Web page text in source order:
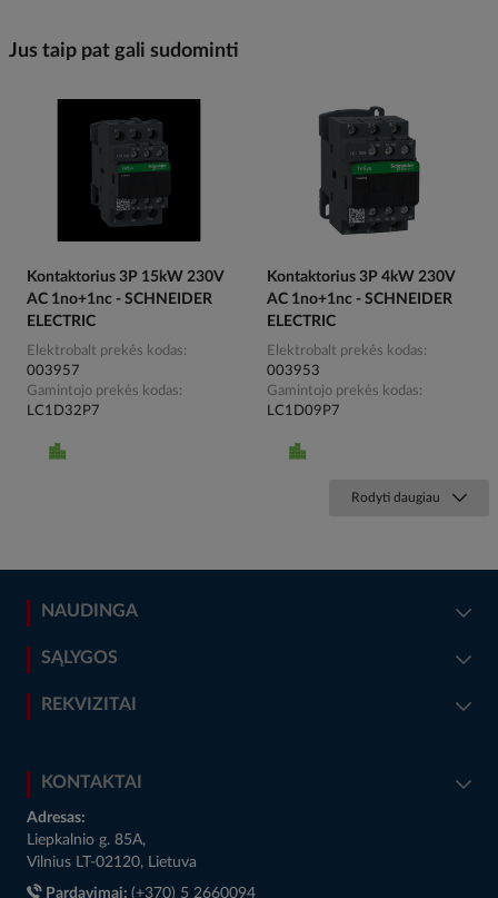
Jus taip pat gali sudominti
Kontaktorius 3P 15kW 230V
AC 1no+1nc - SCHNEIDER
ELECTRIC
Elektrobalt prekės kodas
003957
Gamintojo prekės kodas
LC1D32P7
Kontaktorius 3P 4kW 230V
AC 1no+1nc - SCHNEIDER
ELECTRIC
Elektrobalt prekės kodas
003953
Gamintojo prekės kodas
LC1D09P7
Rodyti daugiau
NAUDINGA
SĄLYGOS
REKVIZITAI
KONTAKTAI
Adresas:
Liepkalnio g. 85A,
Vilnius LT-02120, Lietuva
Pardavimai: (+370) 5 2660094